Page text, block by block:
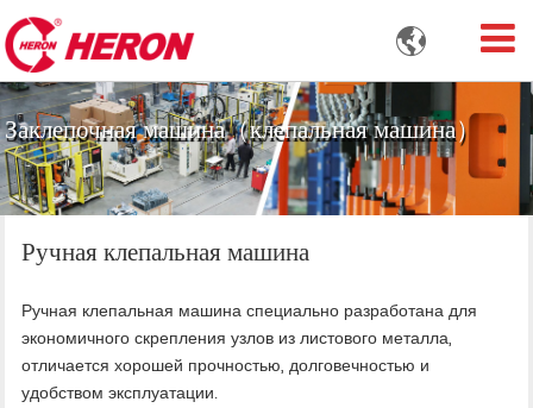

Заклепочная машина（клепальная машина）
Ручная клепальная машина
Ручная клепальная машина специально разработана для
экономичного скрепления узлов из листового металла,
отличается хорошей прочностью, долговечностью и
удобством эксплуатации.